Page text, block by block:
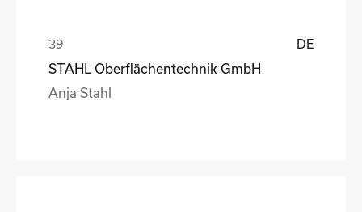
DE
STAHL Oberflächentechnik GmbH
Anja Stahl